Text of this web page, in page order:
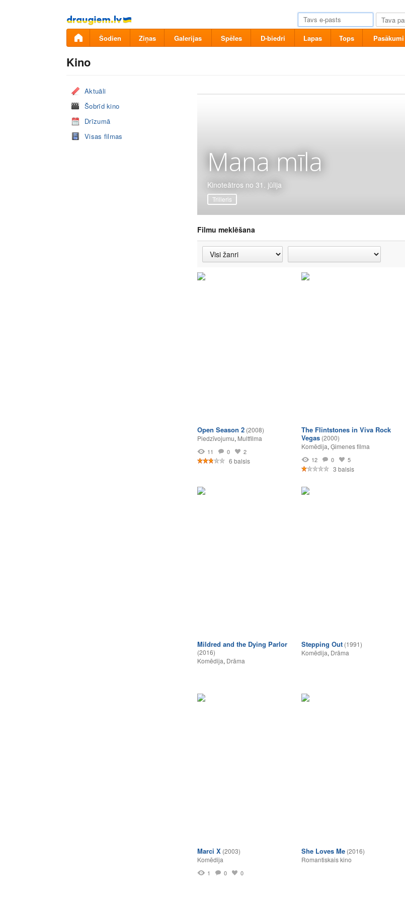
Pāriet
uz
saturu
Šodien Ziņas Galerijas Spēles D-biedri Lapas Tops Pasākumi
Kino
Aktuāli
Šobrīd kino
Drīzumā
Visas filmas
Mana mīla
Kinoteātros no 31. jūlija
Trilleris
Filmu meklēšana
Open Season 2 (2008)
Piedzīvojumu, Multfilma
11 0 2
6 balsis
The Flintstones in Viva Rock
Vegas (2000)
Komēdija, Ģimenes filma
12 0 5
3 balsis
Mildred and the Dying Parlor
(2016)
Komēdija, Drāma
Stepping Out (1991)
Komēdija, Drāma
Marci X (2003)
Komēdija
1 0 0
She Loves Me (2016)
Romantiskais kino